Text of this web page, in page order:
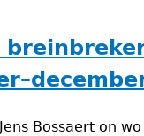
Jens Bossaert on